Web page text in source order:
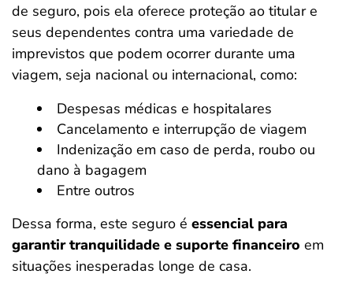
de seguro, pois ela oferece proteção ao titular e
seus dependentes contra uma variedade de
imprevistos que podem ocorrer durante uma
viagem, seja nacional ou internacional, como:
Despesas médicas e hospitalares
Cancelamento e interrupção de viagem
Indenização em caso de perda, roubo ou
dano à bagagem
Entre outros
Dessa forma, este seguro é essencial para
garantir tranquilidade e suporte financeiro em
situações inesperadas longe de casa.